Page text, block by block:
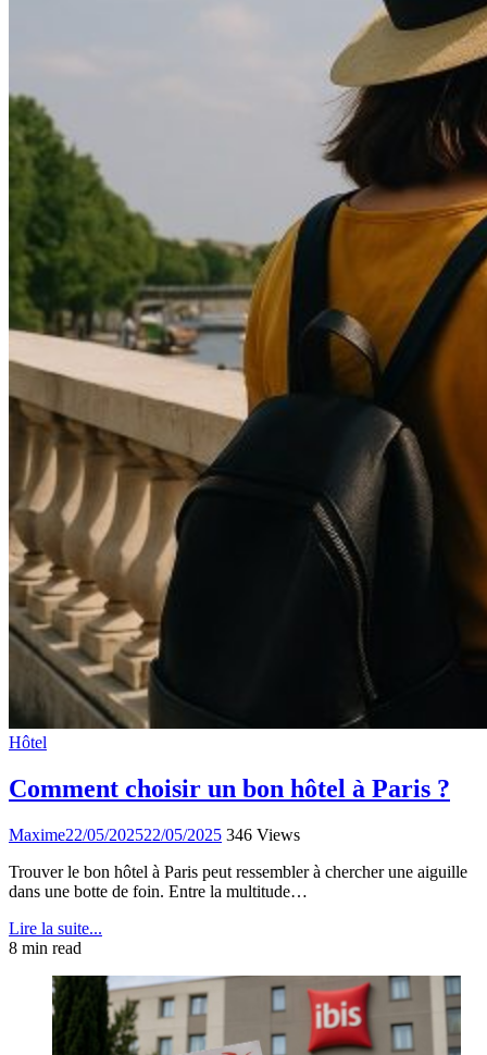
Hôtel
Comment choisir un bon hôtel à Paris ?
Maxime22/05/202522/05/2025 346 Views
Trouver le bon hôtel à Paris peut ressembler à chercher une aiguille
dans une botte de foin. Entre la multitude…
Lire la suite...
8 min read